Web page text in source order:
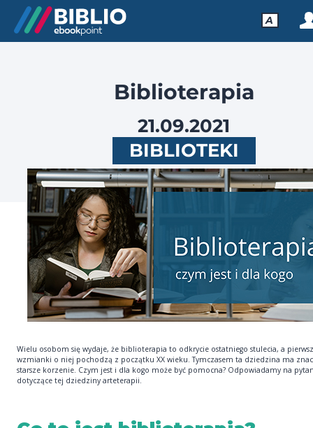
A
Biblioterapia
21.09.2021
BIBLIOTEKI
Wielu osobom się wydaje, że biblioterapia to odkrycie ostatniego stulecia, a
wzmianki o niej pochodzą z początku XX wieku. Tymczasem ta dziedzina ma
starsze korzenie. Czym jest i dla kogo może być pomocna? Odpowiadamy na
dotyczące tej dziedziny arteterapii.